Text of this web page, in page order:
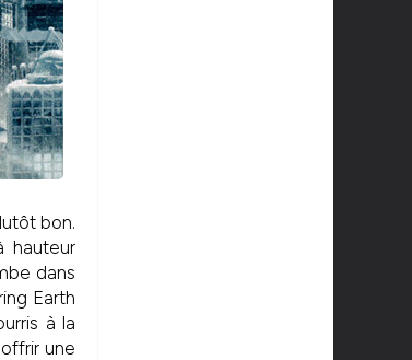
bon.
hauteur
dans
Earth
à la
une